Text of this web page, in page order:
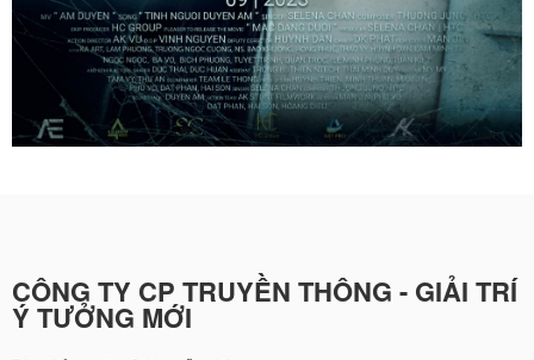
CÔNG TY CP TRUYỀN THÔNG - GIẢI TRÍ
Ý TƯỞNG MỚI